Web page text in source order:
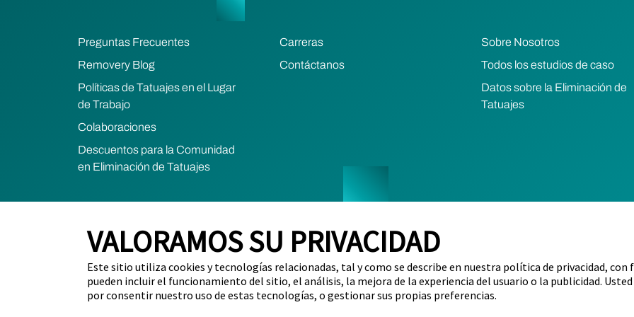
VALORAMOS SU PRIVACIDAD
Este sitio utiliza cookies y tecnologías relacionadas, tal y como se describe en nuestra política de privacidad, con
pueden incluir el funcionamiento del sitio, el análisis, la mejora de la experiencia del usuario o la publicidad.
por consentir nuestro uso de estas tecnologías, o gestionar sus propias preferencias.
Preguntas Frecuentes
Removery Blog
Políticas de Tatuajes en el Lugar
de Trabajo
Colaboraciones
Descuentos para la Comunidad
en Eliminación de Tatuajes
Carreras
Contáctanos
Sobre Nosotros
Todos los estudios de caso
Datos sobre la Eliminación de
Tatuajes
2025 Removery. Todos los derechos reservados. Política de Privacidad Términos de Uso
Preferencias sobre cookies
No venda mi información personal (residentes de California)
Limitar el uso de mi información personal confidencial